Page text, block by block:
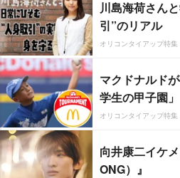
川島海荷さん
引”のリアル
オリコンタイアップ特集
マクドナルド
学生の甲子園」
オリコンタイアップ特集
向井康二イケ
ONG）』